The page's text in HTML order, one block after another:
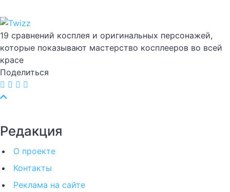
19 сравнений косплея и оригинальных персонажей,
которые показывают мастерство косплееров во всей
красе
Поделиться
Редакция
О проекте
Контакты
Реклама на сайте